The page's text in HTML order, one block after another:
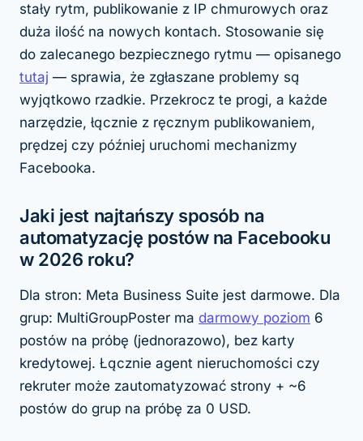
stały rytm, publikowanie z IP chmurowych oraz
duża ilość na nowych kontach. Stosowanie się
do zalecanego bezpiecznego rytmu — opisanego
tutaj — sprawia, że zgłaszane problemy są
wyjątkowo rzadkie. Przekrocz te progi, a każde
narzędzie, łącznie z ręcznym publikowaniem,
prędzej czy później uruchomi mechanizmy
Facebooka.
Jaki jest najtańszy sposób na
automatyzację postów na Facebooku
w 2026 roku?
Dla stron: Meta Business Suite jest darmowe. Dla
grup: MultiGroupPoster ma darmowy poziom 6
postów na próbę (jednorazowo), bez karty
kredytowej. Łącznie agent nieruchomości czy
rekruter może zautomatyzować strony + ~6
postów do grup na próbę za 0 USD.